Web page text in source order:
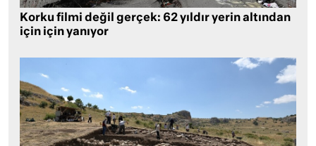
Korku filmi değil gerçek: 62 yıldır yerin altından
için için yanıyor